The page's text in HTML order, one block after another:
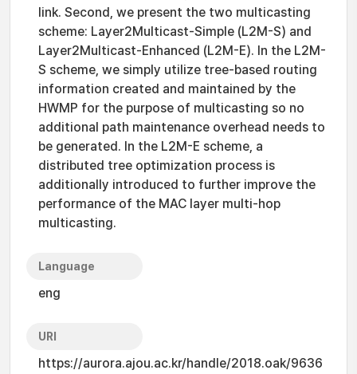
link. Second, we present the two multicasting
scheme: Layer2Multicast-Simple (L2M-S) and
Layer2Multicast-Enhanced (L2M-E). In the L2M-
S scheme, we simply utilize tree-based routing
information created and maintained by the
HWMP for the purpose of multicasting so no
additional path maintenance overhead needs to
be generated. In the L2M-E scheme, a
distributed tree optimization process is
additionally introduced to further improve the
performance of the MAC layer multi-hop
multicasting.
Language
eng
URI
https://aurora.ajou.ac.kr/handle/2018.oak/9636